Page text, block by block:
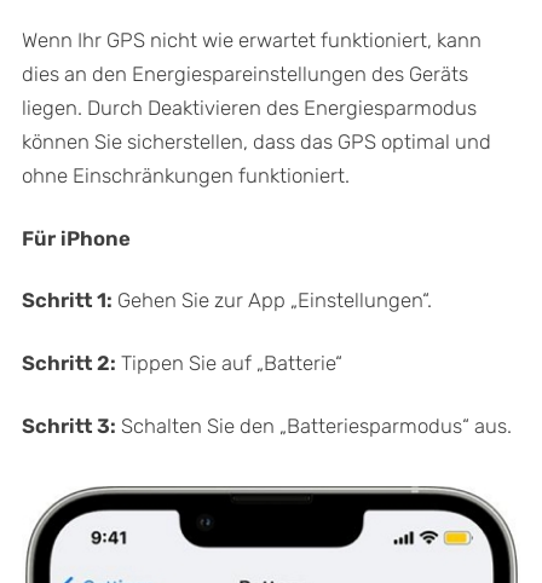
Wenn Ihr GPS nicht wie erwartet funktioniert, kann
dies an den Energiespareinstellungen des Geräts
liegen. Durch Deaktivieren des Energiesparmodus
können Sie sicherstellen, dass das GPS optimal und
ohne Einschränkungen funktioniert.
Für iPhone
Schritt 1: Gehen Sie zur App „Einstellungen“.
Schritt 2: Tippen Sie auf „Batterie“
Schritt 3: Schalten Sie den „Batteriesparmodus“ aus.